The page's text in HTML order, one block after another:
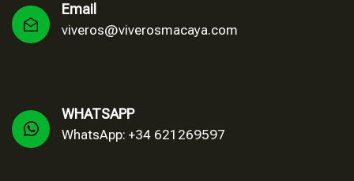
Email
viveros@viverosmacaya.com
WHATSAPP
WhatsApp: +34 621269597